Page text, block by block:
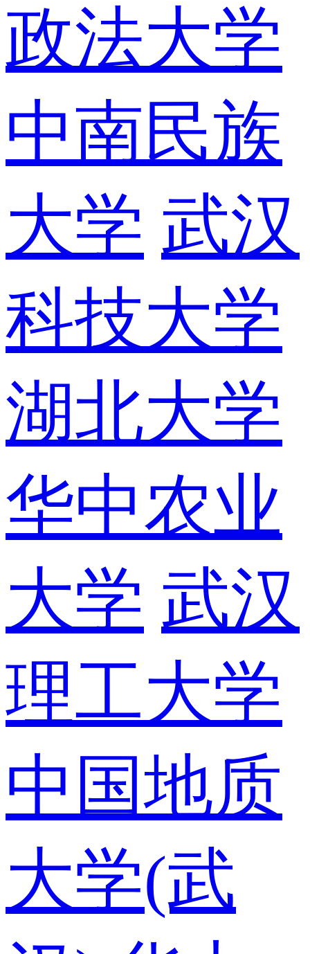
政法大学
中南民族
大学 武汉
科技大学
湖北大学
华中农业
大学 武汉
理工大学
中国地质
大学(武